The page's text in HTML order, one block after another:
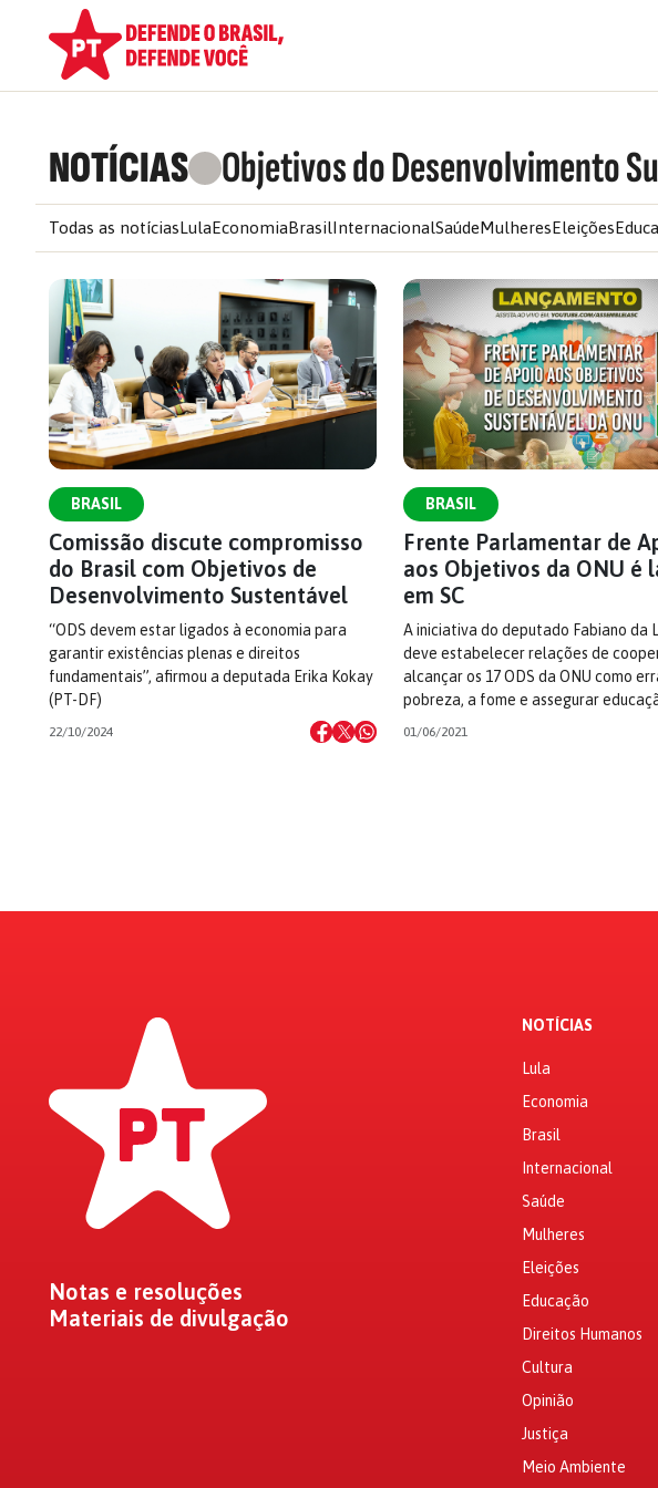
NOTÍCIAS Objetivos do Desenvolvimento
Todas as notíciasLulaEconomiaBrasilInternacionalSaúdeMulheresEleições
BRASIL
Comissão discute compromisso
do Brasil com Objetivos de
Desenvolvimento Sustentável
“ODS devem estar ligados à economia para
garantir existências plenas e direitos
fundamentais”, afirmou a deputada Erika Kokay
(PT-DF)
22/10/2024
BRASIL
Frente Parlamentar de
aos Objetivos da ONU é
em SC
A iniciativa do deputado Fabiano da
deve estabelecer relações de
alcançar os 17 ODS da ONU como
pobreza, a fome e assegurar
01/06/2021
Notas e resoluções
Materiais de divulgação
NOTÍCIAS
Lula
Economia
Brasil
Internacional
Saúde
Mulheres
Eleições
Educação
Direitos Humanos
Cultura
Opinião
Justiça
Meio Ambiente